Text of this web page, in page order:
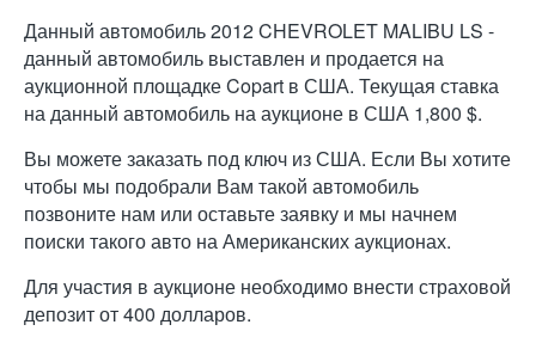
Данный автомобиль 2012 CHEVROLET MALIBU LS -
данный автомобиль выставлен и продается на
аукционной площадке Copart в США. Текущая ставка
на данный автомобиль на аукционе в США 1,800 $.
Вы можете заказать под ключ из США. Если Вы хотите
чтобы мы подобрали Вам такой автомобиль
позвоните нам или оставьте заявку и мы начнем
поиски такого авто на Американских аукционах.
Для участия в аукционе необходимо внести страховой
депозит от 400 долларов.